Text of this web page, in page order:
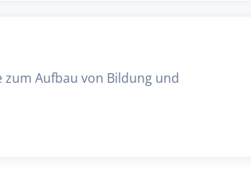
Aufbau von Bildung und